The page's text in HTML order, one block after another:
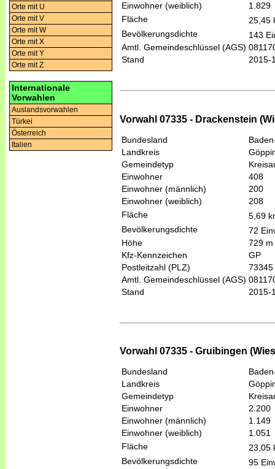
Orte mit U
Orte mit V
Orte mit W
Orte mit X
Orte mit Y
Orte mit Z
Internationale
Vorwahlen
Auslandsvorwahlen
Türkei
Österreich
Italien
Einwohner (weiblich)
1.829
Fläche
25,45
Bevölkerungsdichte
143
Amtl. Gemeindeschlüssel (AGS)
Stand
2015-
Vorwahl 07335 - Drackenstein
Bundesland
Landkreis
Gemeindetyp
Einwohner
408
Einwohner (männlich)
200
Einwohner (weiblich)
208
Fläche
5,69
Bevölkerungsdichte
72
Höhe
729 m
Kfz-Kennzeichen
GP
Postleitzahl (PLZ)
73345
Amtl. Gemeindeschlüssel (AGS)
Stand
2015-
Vorwahl 07335 - Gruibingen
Bundesland
Landkreis
Gemeindetyp
Einwohner
2.200
Einwohner (männlich)
1.149
Einwohner (weiblich)
1.051
Fläche
23,05
Bevölkerungsdichte
95